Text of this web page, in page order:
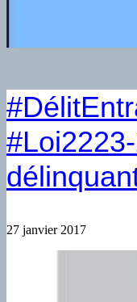
27 janvier 2017